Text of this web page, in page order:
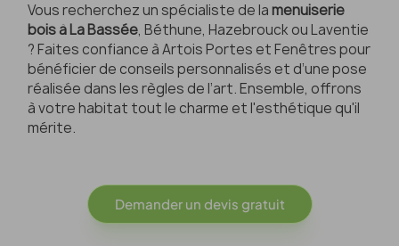
Vous recherchez un spécialiste de lamenuiserie
bois à La Bassée, Béthune, Hazebrouck ou Laventie
? Faites confiance à Artois Portes et Fenêtres pour
bénéficier de conseils personnalisés et d’une pose
réalisée dans les règles de l’art. Ensemble, offrons
à votre habitat tout le charme et l'esthétique qu'il
mérite.
Demander un devis gratuit